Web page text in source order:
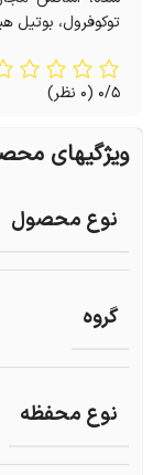
توکوفرول، بوتیل
0/5 (0 نظر)
ویژگیهای
نوع محصول
گروه
نوع محفظه